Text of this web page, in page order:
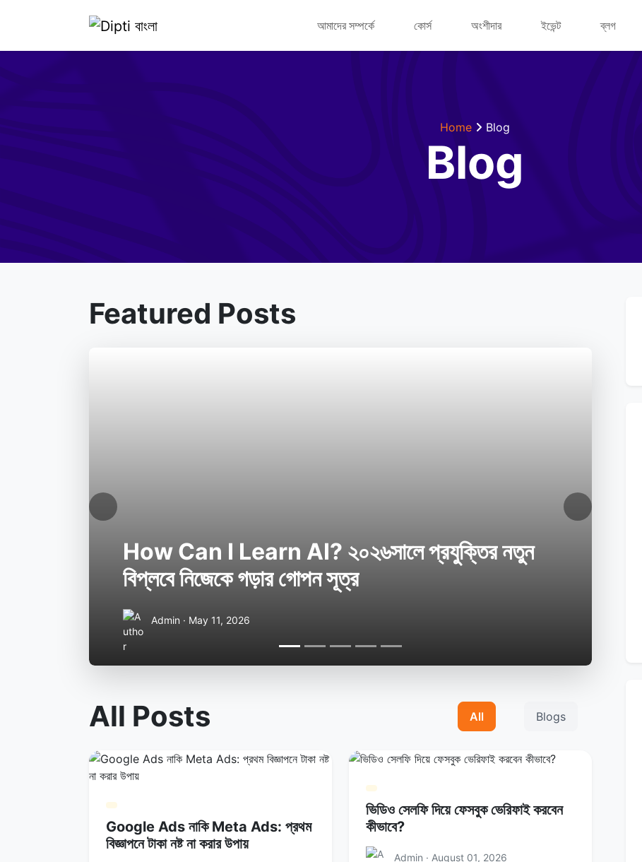
আমাদের সম্পর্কে কোর্স অংশীদার ইভেন্ট ব্লগ
Home Blog
Blog
Featured Posts
How Can I Learn AI? ২০২৬সালে প্রযুক্তির নতুন
বিপ্লবে নিজেকে গড়ার গোপন সূত্র
Admin · May 11, 2026
Previous Next
All Posts All Blogs
Google Ads নাকি Meta Ads: প্রথম
বিজ্ঞাপনে টাকা নষ্ট না করার উপায়
ভিডিও সেলফি দিয়ে ফেসবুক ভেরিফাই করবেন
কীভাবে?
Admin · August 01, 2026